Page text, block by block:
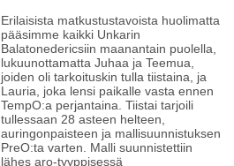
Erilaisista matkustustavoista huolimatta
pääsimme kaikki Unkarin
Balatonedericsiin maanantain puolella,
lukuunottamatta Juhaa ja Teemua,
joiden oli tarkoituskin tulla tiistaina, ja
Lauria, joka lensi paikalle vasta ennen
TempO:a perjantaina. Tiistai tarjoili
tullessaan 28 asteen helteen,
auringonpaisteen ja mallisuunnistuksen
PreO:ta varten. Malli suunnistettiin
lähes aro-tyyppisessä